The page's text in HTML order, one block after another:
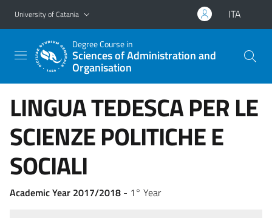
Go to main content
Go to navigation menu
University of Catania ITA
Degree Course in
Sciences of Administration and
Organisation
LINGUA TEDESCA PER LE
SCIENZE POLITICHE E
SOCIALI
Academic Year 2017/2018 - 1° Year